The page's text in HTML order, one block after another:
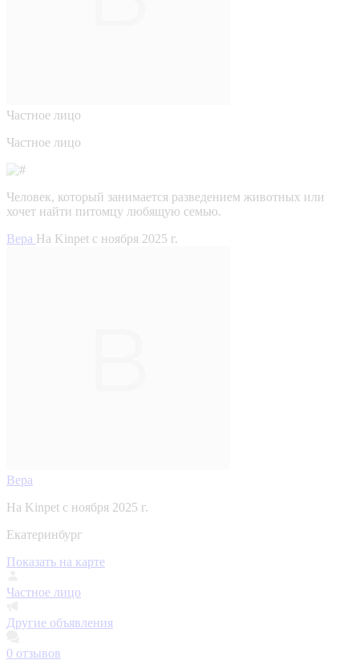
Частное лицо
Частное лицо
Человек, который занимается разведением животных или
хочет найти питомцу любящую семью.
Вера На Kinpet c ноября 2025 г.
Вера
На Kinpet c ноября 2025 г.
Екатеринбург
Показать на карте
Частное лицо
Другие объявления
0 отзывов